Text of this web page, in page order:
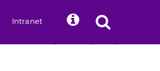
Intranet